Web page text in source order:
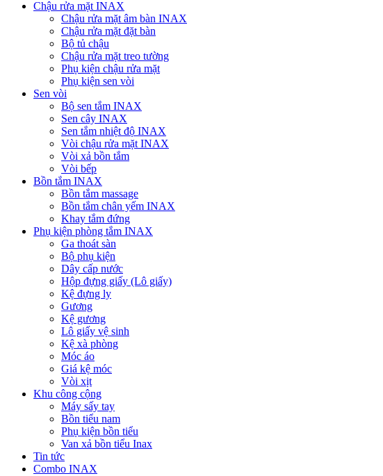
Chậu rửa mặt INAX
Chậu rửa mặt âm bàn INAX
Chậu rửa mặt đặt bàn
Bộ tủ chậu
Chậu rửa mặt treo tường
Phụ kiện chậu rửa mặt
Phụ kiện sen vòi
Sen vòi
Bộ sen tắm INAX
Sen cây INAX
Sen tắm nhiệt độ INAX
Vòi chậu rửa mặt INAX
Vòi xả bồn tắm
Vòi bếp
Bồn tắm INAX
Bồn tắm massage
Bồn tắm chân yếm INAX
Khay tắm đứng
Phụ kiện phòng tắm INAX
Ga thoát sàn
Bộ phụ kiện
Dây cấp nước
Hộp đựng giấy (Lô giấy)
Kệ đựng ly
Gương
Kệ gương
Lô giấy vệ sinh
Kệ xà phòng
Móc áo
Giá kệ móc
Vòi xịt
Khu công cộng
Máy sấy tay
Bồn tiểu nam
Phụ kiện bồn tiểu
Van xả bồn tiểu Inax
Tin tức
Combo INAX